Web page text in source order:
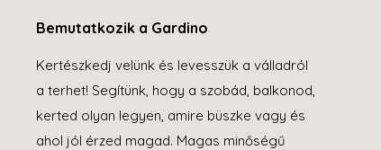
Bemutatkozik a Gardino
Kertészkedj velünk és levesszük a válladról
a terhet! Segítünk, hogy a szobád, balkonod,
kerted olyan legyen, amire büszke vagy és
ahol jól érzed magad. Magas minőségű